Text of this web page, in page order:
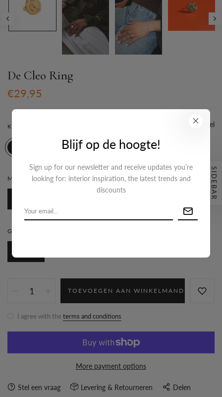
De Cleo Ring
€29,95
KLEUR:
MATERIAAL:STAINLESS-STEEL
GROOTTE:
Maattabel
TOEVOEGEN AAN WINKELMAND
I agree with the terms and conditions
More payment options
Stel een vraag Levering & Retourneren Delen
SIDEBAR
Blijf op de hoogte!
Sign up for our newsletter and receive updates you’re
looking for: interior inspiration, the latest trends and
discounts